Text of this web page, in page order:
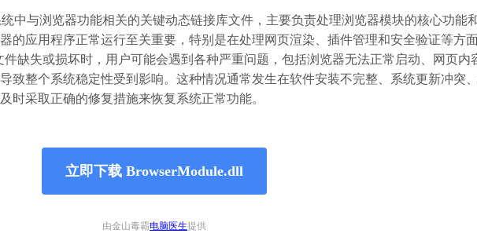
统中与浏览器功能相关的关键动态链接库文件，主要负责处理浏览器模块的核心功能
的应用程序正常运行至关重要，特别是在处理网页渲染、插件管理和安全验证等方
件缺失或损坏时，用户可能会遇到各种严重问题，包括浏览器无法正常启动、网页内
致整个系统稳定性受到影响。这种情况通常发生在软件安装不完整、系统更新冲突
时采取正确的修复措施来恢复系统正常功能。
立即下载 BrowserModule.dll
由金山毒霸电脑医生提供